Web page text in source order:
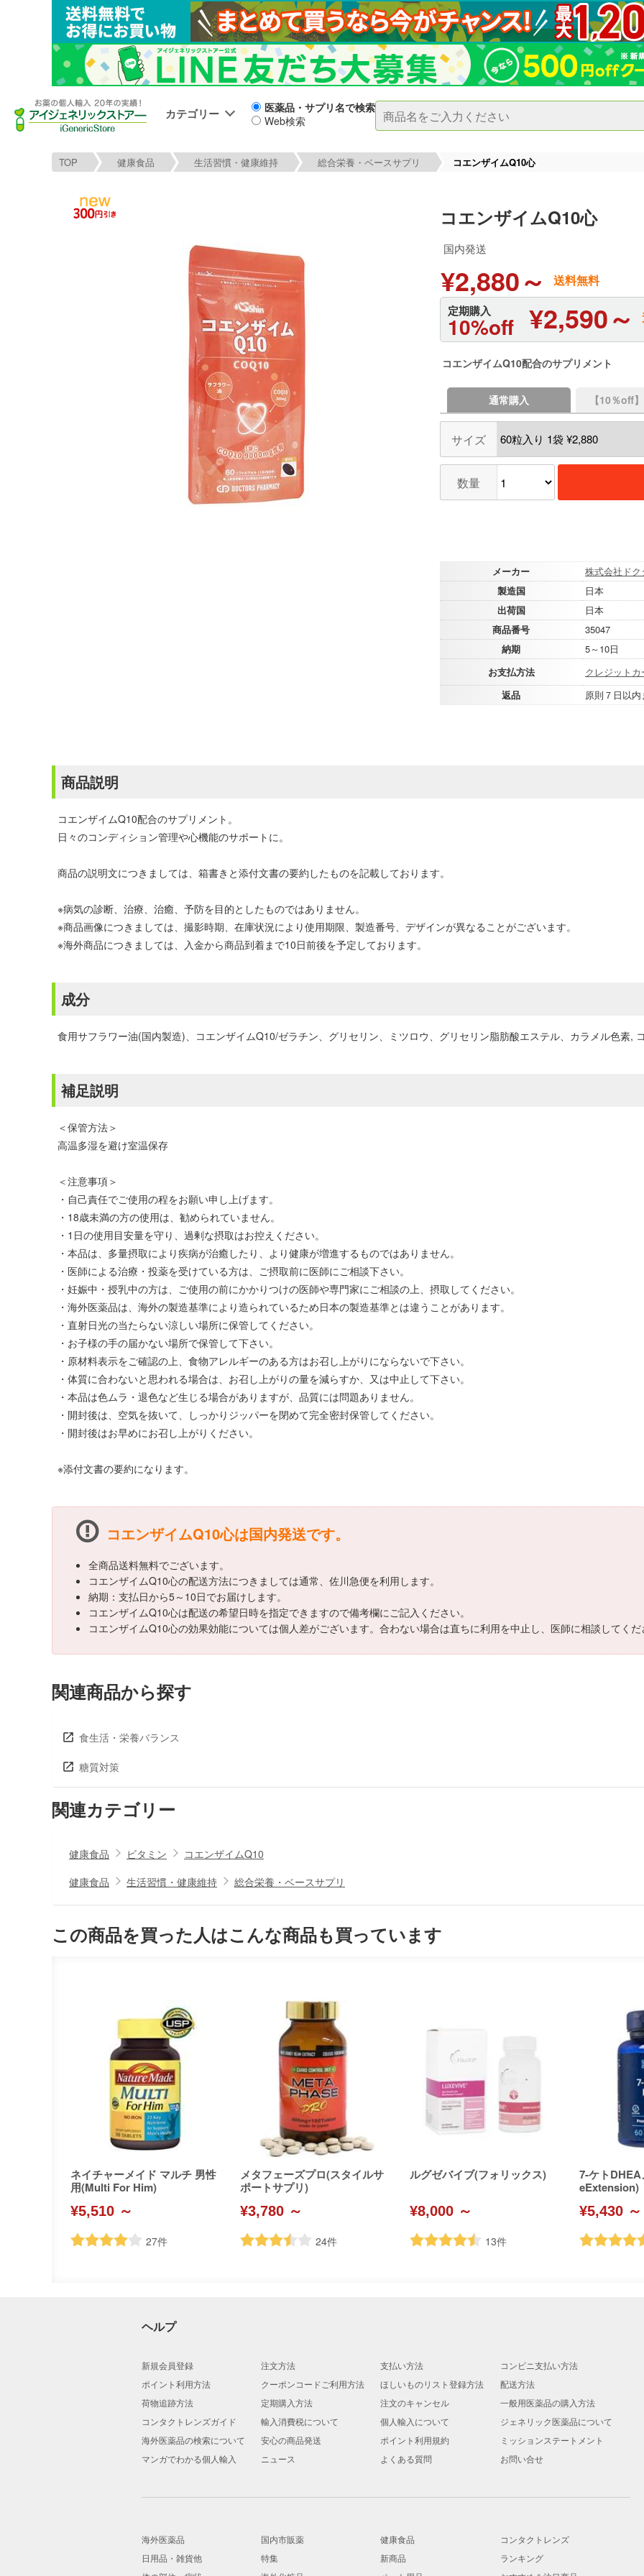
カテゴリー
医薬品・サプリ名で検索
Web検索
TOP 健康食品 生活習慣・健康維持 総合栄養・ベースサプリ コエンザイムQ10心
コエンザイムQ10心
国内発送
¥2,880～ 送料無料
定期購入
10%off ¥2,590～
コエンザイムQ10配合のサプリメント
通常購入 【10％off
サイズ
数量
メーカー
株式会社ド
製造国
日本
出荷国
日本
商品番号
35047
納期
5～10日
お支払方法
クレジットカ
返品
原則７日以
商品説明
コエンザイムQ10配合のサプリメント。
日々のコンディション管理や心機能のサポートに。
商品の説明文につきましては、箱書きと添付文書の要約したものを記載しております。
※病気の診断、治療、治癒、予防を目的としたものではありません。
※商品画像につきましては、撮影時期、在庫状況により使用期限、製造番号、デザインが異なることがございます。
※海外商品につきましては、入金から商品到着まで10日前後を予定しております。
成分
食用サフラワー油(国内製造)、コエンザイムQ10/ゼラチン、グリセリン、ミツロウ、グリセリン脂肪酸エステル、カラメル色素,
補足説明
＜保管方法＞
高温多湿を避け室温保存
＜注意事項＞
・自己責任でご使用の程をお願い申し上げます。
・18歳未満の方の使用は、勧められていません。
・1日の使用目安量を守り、過剰な摂取はお控えください。
・本品は、多量摂取により疾病が治癒したり、より健康が増進するものではありません。
・医師による治療・投薬を受けている方は、ご摂取前に医師にご相談下さい。
・妊娠中・授乳中の方は、ご使用の前にかかりつけの医師や専門家にご相談の上、摂取してください。
・海外医薬品は、海外の製造基準により造られているため日本の製造基準とは違うことがあります。
・直射日光の当たらない涼しい場所に保管してください。
・お子様の手の届かない場所で保管して下さい。
・原材料表示をご確認の上、食物アレルギーのある方はお召し上がりにならないで下さい。
・体質に合わないと思われる場合は、お召し上がりの量を減らすか、又は中止して下さい。
・本品は色ムラ・退色など生じる場合がありますが、品質には問題ありません。
・開封後は、空気を抜いて、しっかりジッパーを閉めて完全密封保管してください。
・開封後はお早めにお召し上がりください。
※添付文書の要約になります。
コエンザイムQ10心は国内発送です。
全商品送料無料でございます。
コエンザイムQ10心の配送方法につきましては通常、佐川急便を利用します。
納期：支払日から5～10日でお届けします。
コエンザイムQ10心は配送の希望日時を指定できますので備考欄にご記入ください。
コエンザイムQ10心の効果効能については個人差がございます。合わない場合は直ちに利用を中止し、医師に相談してく
関連商品から探す
食生活・栄養バランス
糖質対策
関連カテゴリー
健康食品 ビタミン
コエンザイムQ10
健康食品
生活習慣・健康維持 総合栄養・ベースサプリ
この商品を買った人はこんな商品も買っています
ネイチャーメイド マルチ 男性
用(Multi For Him)
¥5,510 ～
27件
メタフェーズプロ(スタイルサ
ポートサプリ)
¥3,780 ～
24件
ルグゼバイブ(フォリックス)
¥8,000 ～
13件
7-ケト
eExtension)
¥5,430 ～
ヘルプ
新規会員登録 注文方法 支払い方法
コンビニ支払い方法
ポイント利用方法
クーポンコードご利用方法 ほしいものリスト登録方法
配送方法
荷物追跡方法
定期購入方法 注文のキャンセル
一般用医薬品の購入方法
コンタクトレンズガイド
輸入消費税について 個人輸入について
ジェネリック医薬品について
海外医薬品の検索について
安心の商品発送 ポイント利用規約
ミッションステートメント
マンガでわかる個人輸入
ニュース よくある質問 お問い合せ
海外医薬品 国内市販薬 健康食品
コンタクトレンズ
日用品・雑貨他
特集 新商品
ランキング